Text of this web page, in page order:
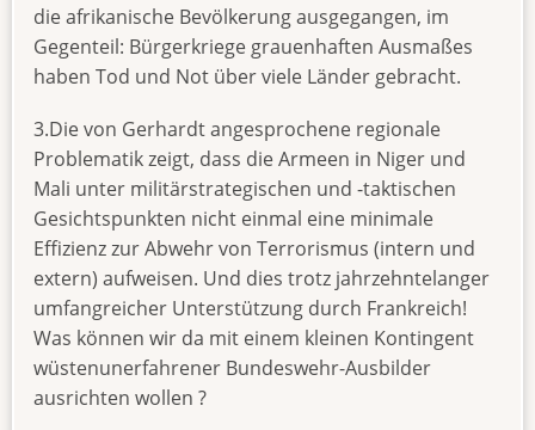
die afrikanische Bevölkerung ausgegangen, im
Gegenteil: Bürgerkriege grauenhaften Ausmaßes
haben Tod und Not über viele Länder gebracht.
3.Die von Gerhardt angesprochene regionale
Problematik zeigt, dass die Armeen in Niger und
Mali unter militärstrategischen und -taktischen
Gesichtspunkten nicht einmal eine minimale
Effizienz zur Abwehr von Terrorismus (intern und
extern) aufweisen. Und dies trotz jahrzehntelanger
umfangreicher Unterstützung durch Frankreich!
Was können wir da mit einem kleinen Kontingent
wüstenunerfahrener Bundeswehr-Ausbilder
ausrichten wollen ?